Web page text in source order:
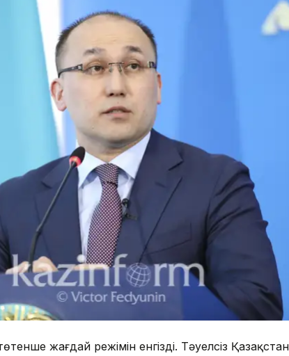
жағдай режімін енгізді. Тәуелсіз